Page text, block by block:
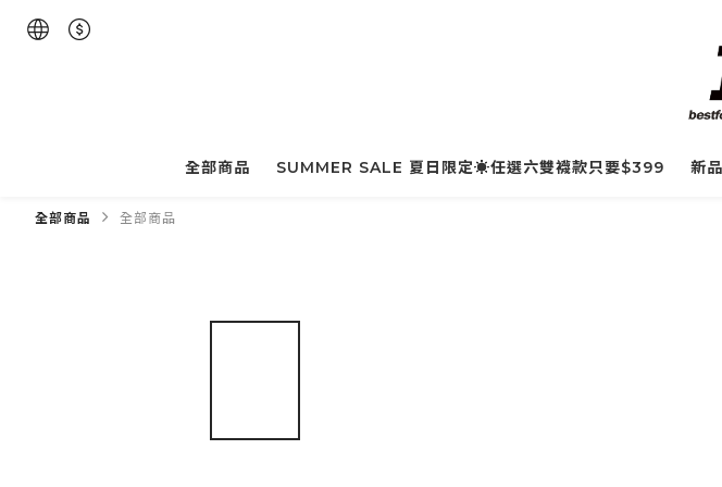
全部商品 SUMMER SALE 夏日限定☀️任選六雙襪款只要$399 新
全部商品 全部商品